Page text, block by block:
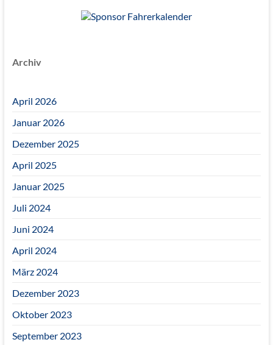
Archiv
April 2026
Januar 2026
Dezember 2025
April 2025
Januar 2025
Juli 2024
Juni 2024
April 2024
März 2024
Dezember 2023
Oktober 2023
September 2023